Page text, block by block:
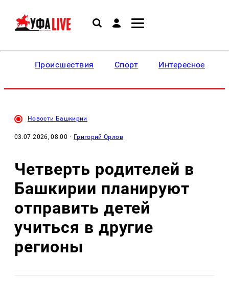
Происшествия Спорт Интересное
Новости Башкирии
03.07.2026, 08:00 · Григорий Орлов
Четверть родителей в
Башкирии планируют
отправить детей
учиться в другие
регионы